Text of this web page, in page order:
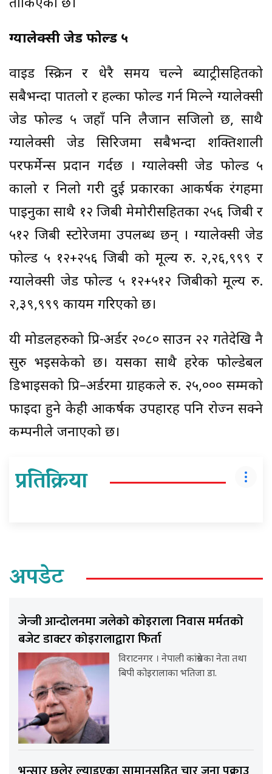
तोकिएको छ।
ग्यालेक्सी जेड फोल्ड ५
वाइड स्क्रिन र धेरै समय चल्ने ब्याट्रीसहितको
सबैभन्दा पातलो र हल्का फोल्ड गर्न मिल्ने ग्यालेक्सी
जेड फोल्ड ५ जहाँ पनि लैजान सजिलो छ, साथै
ग्यालेक्सी जेड सिरिजमा सबैभन्दा शक्तिशाली
परफर्मेन्स प्रदान गर्दछ । ग्यालेक्सी जेड फोल्ड ५
कालो र निलो गरी दुई प्रकारका आकर्षक रंगहरूमा
पाइनुका साथै १२ जिबी मेमोरीसहितका २५६ जिबी र
५१२ जिबी स्टोरेजमा उपलब्ध छन् । ग्यालेक्सी जेड
फोल्ड ५ १२+२५६ जिबी को मूल्य रु. २,२६,९९९ र
ग्यालेक्सी जेड फोल्ड ५ १२+५१२ जिबीको मूल्य रु.
२,३९,९९९ कायम गरिएको छ।
यी मोडलहरुको प्रि-अर्डर २०८० साउन २२ गतेदेखि नै
सुरु भइसकेको छ। यसका साथै हरेक फोल्डेबल
डिभाइसको प्रि–अर्डरमा ग्राहकले रु. २५,००० सम्मको
फाइदा हुने केही आकर्षक उपहारहरू पनि रोज्न सक्ने
कम्पनीले जनाएको छ।
प्रतिक्रिया
अपडेट
जेन्जी आन्दोलनमा जलेको कोइराला निवास मर्मतको
बजेट डाक्टर कोइरालाद्वारा फिर्ता
विराटनगर । नेपाली कांग्रेसका नेता तथा
बिपी कोइरालाका भतिजा डा.